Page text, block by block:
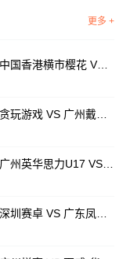
更多 +
07月25日 佛山西甲足球联赛第3轮 中国香港横市樱花 VS 吉图省实青年 全场录像